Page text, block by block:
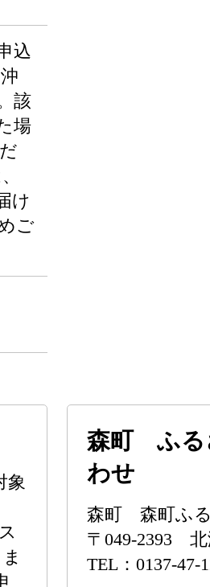
込
該
場
け
ご
象
森町 ふる
わせ
森町 森町ふ
〒049-2393 北
TEL：0137-47-